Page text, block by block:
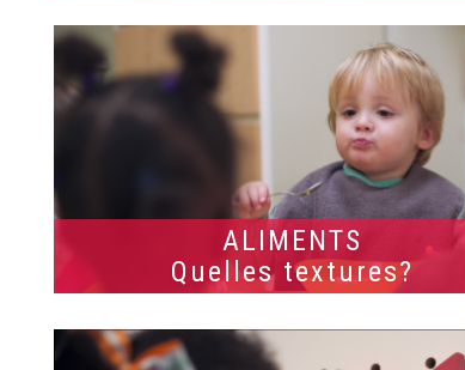
ALIMENTS
Quelles textures?